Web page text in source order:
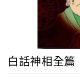
白話神相全篇